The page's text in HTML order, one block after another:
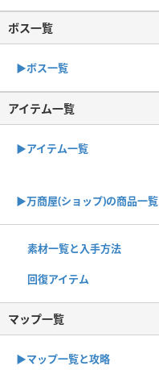
ボス一覧
▶︎ボス一覧
アイテム一覧
▶アイテム一覧
▶︎万商屋(ショップ)の商品一覧
素材一覧と入手方法
回復アイテム
マップ一覧
▶︎マップ一覧と攻略